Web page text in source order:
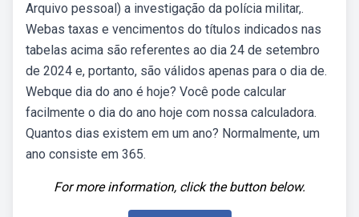
Arquivo pessoal) a investigação da polícia militar,.
Webas taxas e vencimentos do títulos indicados nas
tabelas acima são referentes ao dia 24 de setembro
de 2024 e, portanto, são válidos apenas para o dia de.
Webque dia do ano é hoje? Você pode calcular
facilmente o dia do ano hoje com nossa calculadora.
Quantos dias existem em um ano? Normalmente, um
ano consiste em 365.
For more information, click the button below.